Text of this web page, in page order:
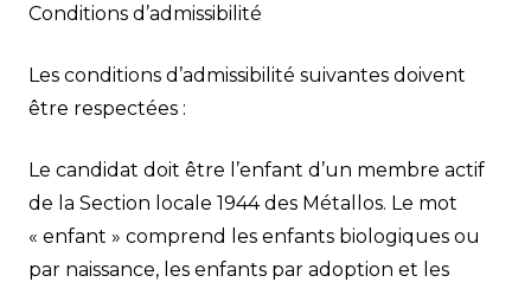
Conditions d’admissibilité
Les conditions d’admissibilité suivantes doivent
être respectées :
Le candidat doit être l’enfant d’un membre actif
de la Section locale 1944 des Métallos. Le mot
« enfant » comprend les enfants biologiques ou
par naissance, les enfants par adoption et les